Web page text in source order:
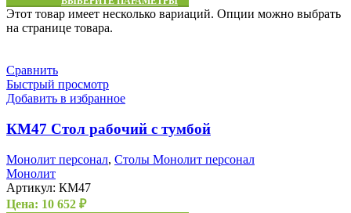
Этот товар имеет несколько вариаций. Опции можно выбрать
на странице товара.
Сравнить
Быстрый просмотр
Добавить в избранное
КМ47 Стол рабочий с тумбой
Монолит персонал, Столы Монолит персонал
Монолит
Артикул: КМ47
Цена: 10 652 ₽